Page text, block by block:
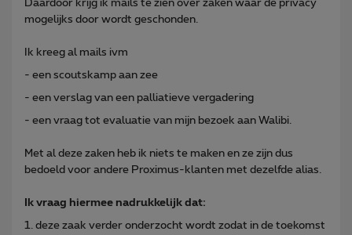
Daardoor krijg ik mails te zien over zaken waar de privacy
mogelijks door wordt geschonden.
Ik kreeg al mails ivm
- een scoutskamp aan zee
- een verslag van een palliatieve vergadering
- een vraag tot evaluatie van mijn bezoek aan Walibi.
Met al deze zaken heb ik niets te maken en ze zijn dus
bedoeld voor andere Proximus-klanten met dezelfde alias.
Ik vraag hiermee nadrukkelijk dat:
1. deze zaak verder onderzocht wordt zodat in de toekomst